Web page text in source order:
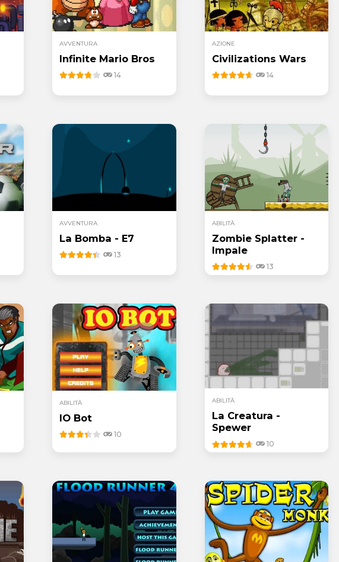
AVVENTURA
Infinite Mario Bros
14
AZIONE
Civilizations Wars
14
AVVENTURA
La Bomba - E7
13
ABILITÀ
Zombie Splatter -
Impale
13
ABILITÀ
IO Bot
10
ABILITÀ
La Creatura -
Spewer
10